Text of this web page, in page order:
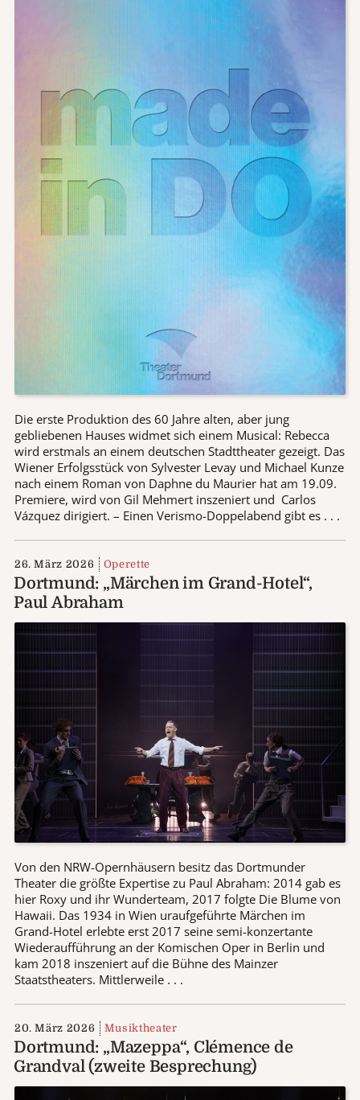
Die erste Produktion des 60 Jahre alten, aber jung
gebliebenen Hauses widmet sich einem Musical: Rebecca
wird erstmals an einem deutschen Stadttheater gezeigt. Das
Wiener Erfolgsstück von Sylvester Levay und Michael Kunze
nach einem Roman von Daphne du Maurier hat am 19.09.
Premiere, wird von Gil Mehmert inszeniert und Carlos
Vázquez dirigiert. – Einen Verismo-Doppelabend gibt es . . .
26. März 2026 Operette
Dortmund: „Märchen im Grand-Hotel“,
Paul Abraham
Von den NRW-Opernhäusern besitz das Dortmunder
Theater die größte Expertise zu Paul Abraham: 2014 gab es
hier Roxy und ihr Wunderteam, 2017 folgte Die Blume von
Hawaii. Das 1934 in Wien uraufgeführte Märchen im
Grand-Hotel erlebte erst 2017 seine semi-konzertante
Wiederaufführung an der Komischen Oper in Berlin und
kam 2018 inszeniert auf die Bühne des Mainzer
Staatstheaters. Mittlerweile . . .
20. März 2026 Musiktheater
Dortmund: „Mazeppa“, Clémence de
Grandval (zweite Besprechung)